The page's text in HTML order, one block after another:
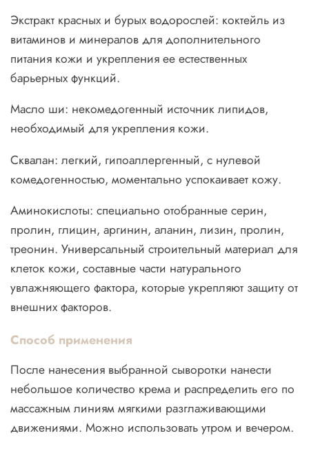
Экстракт красных и бурых водорослей: коктейль из
витаминов и минералов для дополнительного
питания кожи и укрепления ее естественных
барьерных функций.
Масло ши: некомедогенный источник липидов,
необходимый для укрепления кожи.
Сквалан: легкий, гипоаллергенный, с нулевой
комедогенностью, моментально успокаивает кожу.
Аминокислоты: специально отобранные серин,
пролин, глицин, аргинин, аланин, лизин, пролин,
треонин. Универсальный строительный материал для
клеток кожи, составные части натурального
увлажняющего фактора, которые укрепляют защиту от
внешних факторов.
Способ применения
После нанесения выбранной сыворотки нанести
небольшое количество крема и распределить его по
массажным линиям мягкими разглаживающими
движениями. Можно использовать утром и вечером.